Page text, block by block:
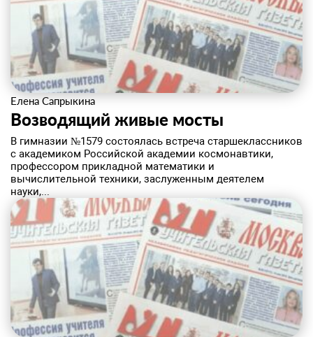
Елена Сапрыкина
Возводящий живые мосты
В гимназии №1579 состоялась встреча старшеклассников
с академиком Российской академии космонавтики,
профессором прикладной математики и
вычислительной техники, заслуженным деятелем
науки,...